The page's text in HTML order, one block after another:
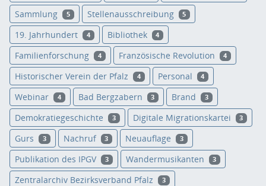
Sammlung 5 Stellenausschreibung 5
19. Jahrhundert 4 Bibliothek 4
Familienforschung 4 Französische Revolution 4
Historischer Verein der Pfalz 4 Personal 4
Webinar 4 Bad Bergzabern 3 Brand 3
Demokratiegeschichte 3 Digitale Migrationskartei 3
Gurs 3 Nachruf 3 Neuauflage 3
Publikation des IPGV 3 Wandermusikanten 3
Zentralarchiv Bezirksverband Pfalz 3